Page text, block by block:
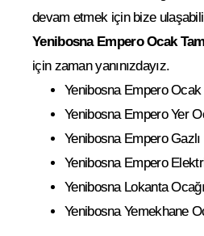
devam etmek için bize
Yenibosna Empero Ocak
için zaman yanınızdayız.
Yenibosna Empero
Yenibosna Empero Yer
Yenibosna Empero
Yenibosna Empero
Yenibosna Lokanta
Yenibosna Yemekhane